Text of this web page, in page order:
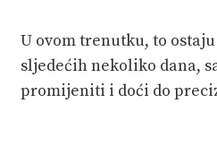
U ovom trenutku, to
sljedećih nekoliko dana,
promijeniti i doći do